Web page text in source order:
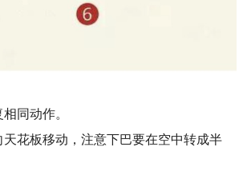
同动作。
天花板移动，注意下巴要在空中转成半